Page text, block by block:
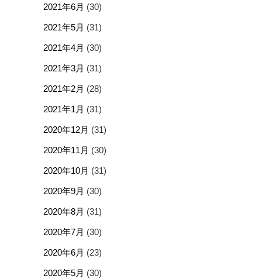
2021年6月 (30)
2021年5月 (31)
2021年4月 (30)
2021年3月 (31)
2021年2月 (28)
2021年1月 (31)
2020年12月 (31)
2020年11月 (30)
2020年10月 (31)
2020年9月 (30)
2020年8月 (31)
2020年7月 (30)
2020年6月 (23)
2020年5月 (30)